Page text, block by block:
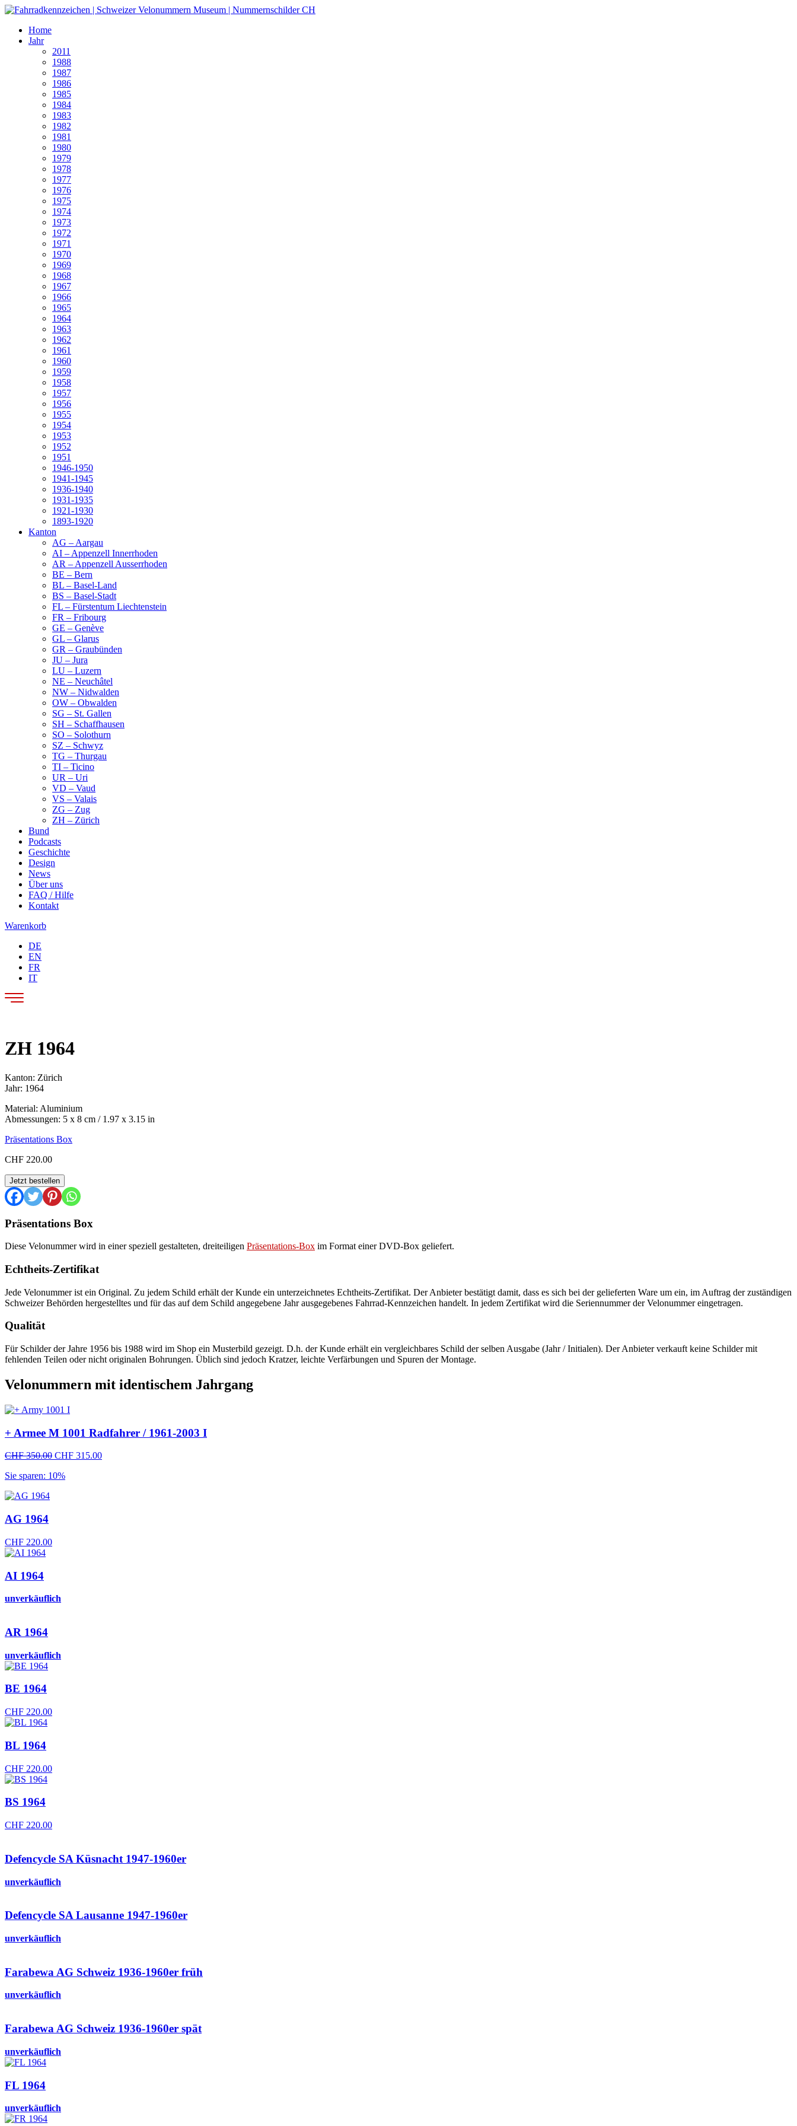
Home
Jahr
2011
1988
1987
1986
1985
1984
1983
1982
1981
1980
1979
1978
1977
1976
1975
1974
1973
1972
1971
1970
1969
1968
1967
1966
1965
1964
1963
1962
1961
1960
1959
1958
1957
1956
1955
1954
1953
1952
1951
1946-1950
1941-1945
1936-1940
1931-1935
1921-1930
1893-1920
Kanton
AG – Aargau
AI – Appenzell Innerrhoden
AR – Appenzell Ausserrhoden
BE – Bern
BL – Basel-Land
BS – Basel-Stadt
FL – Fürstentum Liechtenstein
FR – Fribourg
GE – Genève
GL – Glarus
GR – Graubünden
JU – Jura
LU – Luzern
NE – Neuchâtel
NW – Nidwalden
OW – Obwalden
SG – St. Gallen
SH – Schaffhausen
SO – Solothurn
SZ – Schwyz
TG – Thurgau
TI – Ticino
UR – Uri
VD – Vaud
VS – Valais
ZG – Zug
ZH – Zürich
Bund
Podcasts
Geschichte
Design
News
Über uns
FAQ / Hilfe
Kontakt
Warenkorb
DE
EN
FR
IT
ZH 1964
Kanton: Zürich
Jahr: 1964
Material: Aluminium
Abmessungen: 5 x 8 cm / 1.97 x 3.15 in
Präsentations Box
CHF 220.00
ZH
1964
Menge
Jetzt bestellen
Präsentations Box
Diese Velonummer wird in einer speziell gestalteten, dreiteiligen Präsentations-Box im Format einer DVD-Box geliefert.
Echtheits-Zertifikat
Jede Velonummer ist ein Original. Zu jedem Schild erhält der Kunde ein unterzeichnetes Echtheits-Zertifikat. Der Anbieter bestätigt damit, dass es sich bei der gelieferten Ware um ein, im Auftrag der zuständigen
Schweizer Behörden hergestelltes und für das auf dem Schild angegebene Jahr ausgegebenes Fahrrad-Kennzeichen handelt. In jedem Zertifikat wird die Seriennummer der Velonummer eingetragen.
Qualität
Für Schilder der Jahre 1956 bis 1988 wird im Shop ein Musterbild gezeigt. D.h. der Kunde erhält ein vergleichbares Schild der selben Ausgabe (Jahr / Initialen). Der Anbieter verkauft keine Schilder mit
fehlenden Teilen oder nicht originalen Bohrungen. Üblich sind jedoch Kratzer, leichte Verfärbungen und Spuren der Montage.
Velonummern mit identischem Jahrgang
+ Armee M 1001 Radfahrer / 1961-2003 I
CHF350.00 Ursprünglicher
war:
CHF 315.00Aktueller
Sie sparen: 10%
AG 1964
CHF 220.00
AI 1964
unverkäuflich
AR 1964
unverkäuflich
BE 1964
CHF 220.00
BL 1964
CHF 220.00
BS 1964
CHF 220.00
Defencycle SA Küsnacht 1947-1960er
unverkäuflich
Defencycle SA Lausanne 1947-1960er
unverkäuflich
Farabewa AG Schweiz 1936-1960er früh
unverkäuflich
Farabewa AG Schweiz 1936-1960er spät
unverkäuflich
FL 1964
unverkäuflich